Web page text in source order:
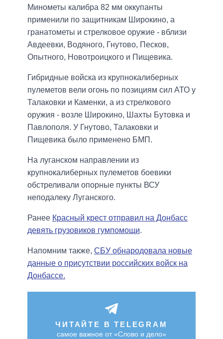
Минометы калибра 82 мм оккупанты
применили по защитникам Широкино, а
гранатометы и стрелковое оружие - вблизи
Авдеевки, Водяного, Гнутово, Песков,
Опытного, Новотроицкого и Пищевика.
Гибридные войска из крупнокалиберных
пулеметов вели огонь по позициям сил АТО у
Талаковки и Каменки, а из стрелкового
оружия - возле Широкино, Шахты Бутовка и
Павлополя. У Гнутово, Талаковки и
Пищевика было применено БМП.
На луганском направлении из
крупнокалиберных пулеметов боевики
обстреливали опорные пункты ВСУ
неподалеку Луганского.
Ранее Красный крест отправил на Донбасс
девять грузовиков гумпомощи.
Напомним также, СБУ обнародовала новые
данные о присутствии российских войск на
Донбассе.
ЧИТАЙТЕ В TELEGRAM
самое важное от «Слово и дело»